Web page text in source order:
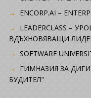
ENCORP.AI –
LEADERCLASS –
ВДЪХНОВЯВАЩИ
SOFTWARE
ГИМНАЗИЯ ЗА
БУДИТЕЛ"